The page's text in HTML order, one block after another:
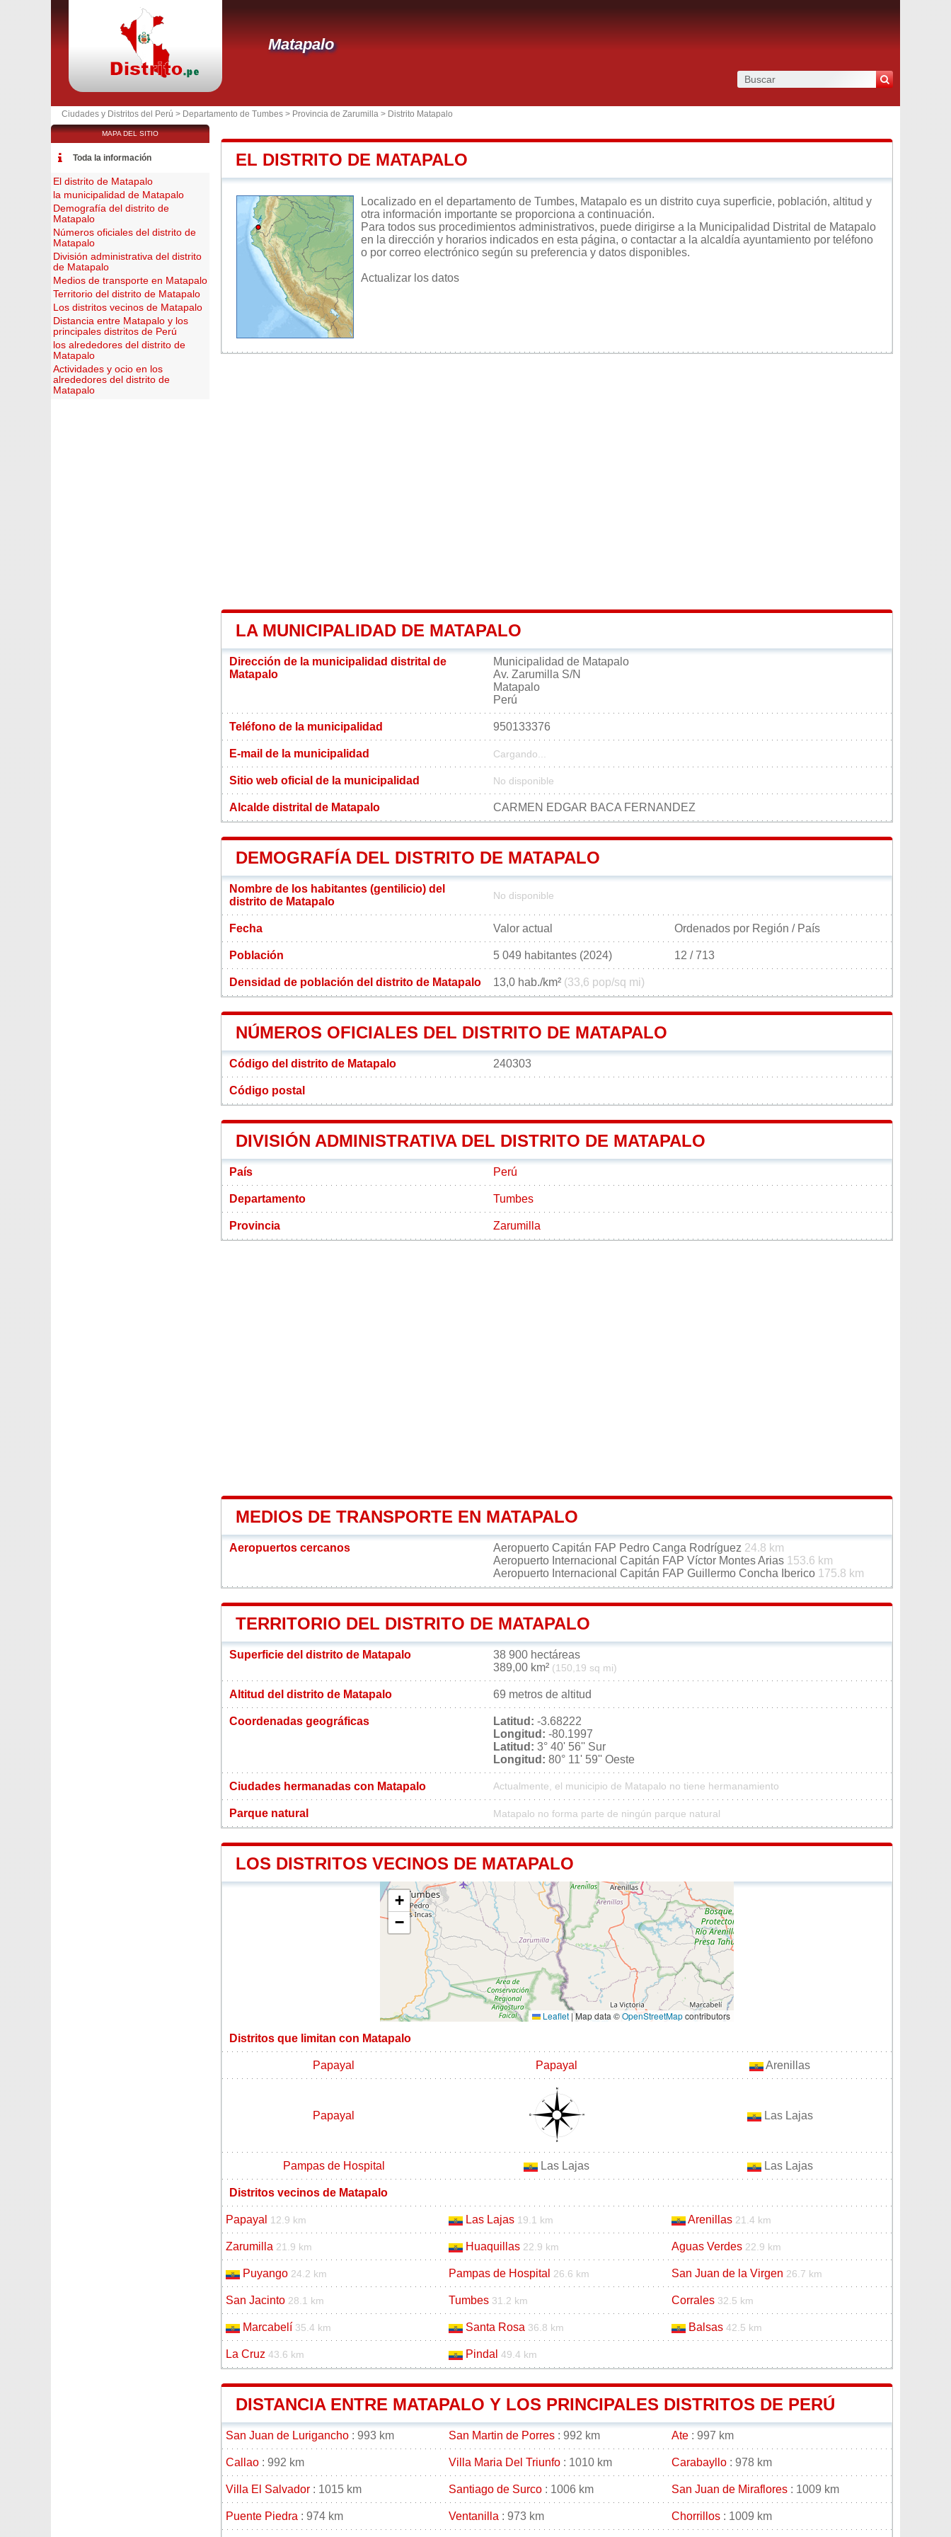
Matapalo
Ciudades y Distritos del Perú > Departamento de Tumbes > Provincia de Zarumilla > Distrito Matapalo
EL DISTRITO DE MATAPALO
Localizado en el departamento de Tumbes, Matapalo es un distrito cuya superficie, población, altitud y
otra información importante se proporciona a continuación.
Para todos sus procedimientos administrativos, puede dirigirse a la Municipalidad Distrital de Matapalo
en la dirección y horarios indicados en esta página, o contactar a la alcaldía ayuntamiento por teléfono
o por correo electrónico según su preferencia y datos disponibles.
Actualizar los datos
LA MUNICIPALIDAD DE MATAPALO
Dirección de la municipalidad distrital de
Matapalo
Municipalidad de Matapalo
Av. Zarumilla S/N
Matapalo
Perú
Teléfono de la municipalidad 950133376
E-mail de la municipalidad Cargando...
Sitio web oficial de la municipalidad No disponible
Alcalde distrital de Matapalo CARMEN EDGAR BACA FERNANDEZ
DEMOGRAFÍA DEL DISTRITO DE MATAPALO
Nombre de los habitantes (gentilicio) del
distrito de Matapalo
No disponible
Fecha Valor actual Ordenados por Región / País
Población 5 049 habitantes (2024) 12 / 713
Densidad de población del distrito de Matapalo 13,0 hab./km² (33,6 pop/sq mi)
NÚMEROS OFICIALES DEL DISTRITO DE MATAPALO
Código del distrito de Matapalo 240303
Código postal
DIVISIÓN ADMINISTRATIVA DEL DISTRITO DE MATAPALO
País Perú
Departamento Tumbes
Provincia Zarumilla
MEDIOS DE TRANSPORTE EN MATAPALO
Aeropuertos cercanos Aeropuerto Capitán FAP Pedro Canga Rodríguez 24.8 km
Aeropuerto Internacional Capitán FAP Víctor Montes Arias 153.6 km
Aeropuerto Internacional Capitán FAP Guillermo Concha Iberico 175.8 km
TERRITORIO DEL DISTRITO DE MATAPALO
Superficie del distrito de Matapalo
38 900 hectáreas
389,00 km² (150,19 sq mi)
Altitud del distrito de Matapalo 69 metros de altitud
Coordenadas geográficas Latitud: -3.68222
Longitud: -80.1997
Latitud: 3° 40' 56'' Sur
Longitud: 80° 11' 59'' Oeste
Ciudades hermanadas con Matapalo Actualmente, el municipio de Matapalo no tiene hermanamiento
Parque natural Matapalo no forma parte de ningún parque natural
LOS DISTRITOS VECINOS DE MATAPALO
+
−
Leaflet |Map data ©OpenStreetMapcontributors
Distritos que limitan con Matapalo
Papayal Papayal Arenillas
Papayal Las Lajas
Pampas de Hospital Las Lajas Las Lajas
Distritos vecinos de Matapalo
Papayal 12.9 km Las Lajas 19.1 km Arenillas 21.4 km
Zarumilla 21.9 km Huaquillas 22.9 km Aguas Verdes 22.9 km
Puyango 24.2 km Pampas de Hospital 26.6 km San Juan de la Virgen 26.7 km
San Jacinto 28.1 km Tumbes 31.2 km Corrales 32.5 km
Marcabelí 35.4 km Santa Rosa 36.8 km Balsas 42.5 km
La Cruz 43.6 km Pindal 49.4 km
DISTANCIA ENTRE MATAPALO Y LOS PRINCIPALES DISTRITOS DE PERÚ
San Juan de Lurigancho : 993 km San Martin de Porres : 992 km Ate : 997 km
Callao : 992 km Villa Maria Del Triunfo : 1010 km Carabayllo : 978 km
Villa El Salvador : 1015 km Santiago de Surco : 1006 km San Juan de Miraflores : 1009 km
Puente Piedra : 974 km Ventanilla : 973 km Chorrillos : 1009 km
MAPA DEL SITIO
Toda la información
El distrito de Matapalo
la municipalidad de Matapalo
Demografía del distrito de
Matapalo
Números oficiales del distrito de
Matapalo
División administrativa del distrito
de Matapalo
Medios de transporte en Matapalo
Territorio del distrito de Matapalo
Los distritos vecinos de Matapalo
Distancia entre Matapalo y los
principales distritos de Perú
los alrededores del distrito de
Matapalo
Actividades y ocio en los
alrededores del distrito de
Matapalo